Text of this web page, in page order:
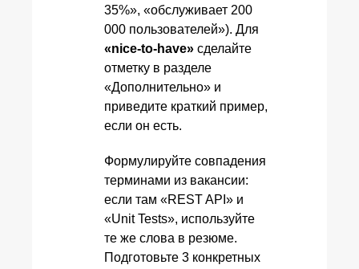
35%», «обслуживает 200
000 пользователей»). Для
«nice-to-have» сделайте
отметку в разделе
«Дополнительно» и
приведите краткий пример,
если он есть.
Формулируйте совпадения
терминами из вакансии:
если там «REST API» и
«Unit Tests», используйте
те же слова в резюме.
Подготовьте 3 конкретных